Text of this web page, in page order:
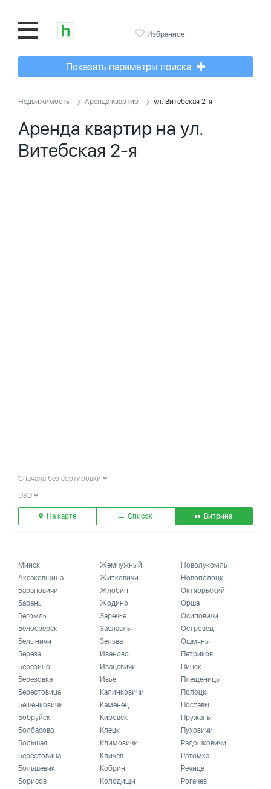
Избранное
Показать параметры поиска
Недвижимость Аренда квартир ул. Витебская 2-я
Аренда квартир на ул.
Витебская 2-я
Сначала без сортировки
USD
На карте Список Витрина
Минск
Аксаковщина
Барановичи
Барань
Бегомль
Белоозёрск
Белыничи
Береза
Березино
Березовка
Берестовица
Бешенковичи
Бобруйск
Болбасово
Большая
Берестовица
Большевик
Борисов
Жемчужный
Житковичи
Жлобин
Жодино
Заречье
Заславль
Зельва
Иваново
Ивацевичи
Ивье
Калинковичи
Каменец
Кировск
Клецк
Климовичи
Кличев
Кобрин
Колодищи
Новолукомль
Новополоцк
Октябрьский
Орша
Осиповичи
Островец
Ошмяны
Петриков
Пинск
Плещеницы
Полоцк
Поставы
Пружаны
Пуховичи
Радошковичи
Ратомка
Речица
Рогачев